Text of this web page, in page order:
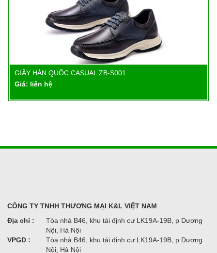
Chi tiết
GIẦY HÀN QUỐC CASUAL ZB-S001
Giá: liên hệ
CÔNG TY TNHH THƯƠNG MẠI K&L VIỆT NAM
Địa chỉ :
Tòa nhà B46, khu tái định cư LK19A-19B, p Dương
Nội, Hà Nội
VPGD :
Tòa nhà B46, khu tái định cư LK19A-19B, p Dương
Nội, Hà Nội